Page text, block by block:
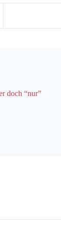
doch “nur”